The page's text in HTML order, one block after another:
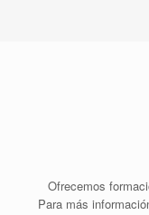
Ofrecemos
Para más